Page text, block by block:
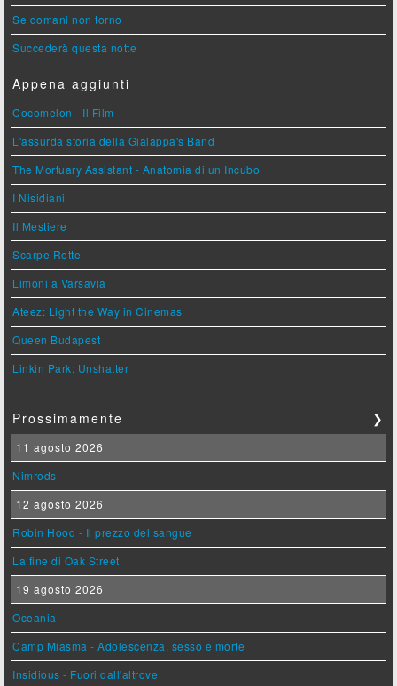
Se domani non torno
Succederà questa notte
Appena aggiunti
Cocomelon - Il Film
L'assurda storia della Gialappa's Band
The Mortuary Assistant - Anatomia di un Incubo
I Nisidiani
Il Mestiere
Scarpe Rotte
Limoni a Varsavia
Ateez: Light the Way in Cinemas
Queen Budapest
Linkin Park: Unshatter
Prossimamente ❯
11 agosto 2026
Nimrods
12 agosto 2026
Robin Hood - Il prezzo del sangue
La fine di Oak Street
19 agosto 2026
Oceania
Camp Miasma - Adolescenza, sesso e morte
Insidious - Fuori dall'altrove